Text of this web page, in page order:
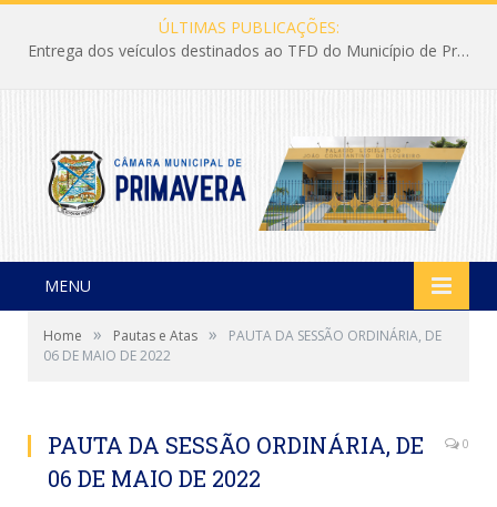
ÚLTIMAS PUBLICAÇÕES:
Entrega dos veículos destinados ao TFD do Município de Primavera
MENU
Home » Pautas e Atas »
PAUTA DA SESSÃO ORDINÁRIA, DE
06 DE MAIO DE 2022
PAUTA DA SESSÃO ORDINÁRIA, DE
06 DE MAIO DE 2022
0